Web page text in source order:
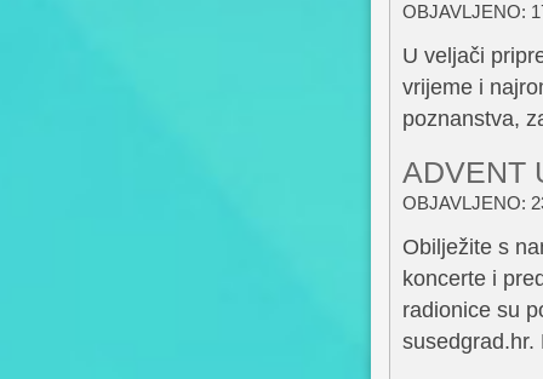
OBJAVLJENO:
U veljači
vrijeme i
poznanstva,
ADVENT
OBJAVLJENO:
Obilježite s
koncerte i
radionice su
susedgrad.hr.